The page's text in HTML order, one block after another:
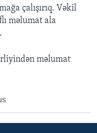
çalışırıq. Vəkil
məlumat ala
məlumat